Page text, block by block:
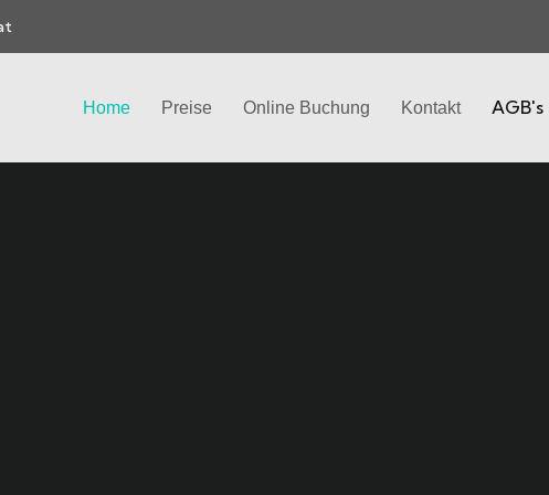
Home Preise Online Buchung Kontakt AGB's